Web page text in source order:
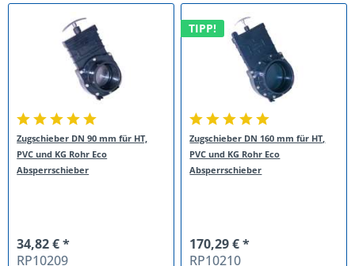
Zugschieber DN 90 mm für HT,
PVC und KG Rohr Eco
Absperrschieber
34,82 € *
RP10209
TIPP!
Zugschieber DN 160 mm für HT,
PVC und KG Rohr Eco
Absperrschieber
170,29 € *
RP10210